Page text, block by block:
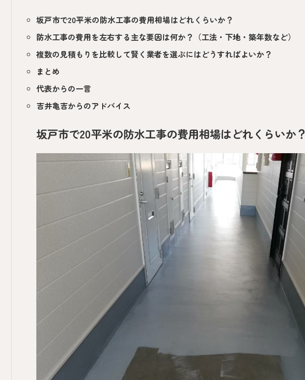
坂戸市で20平米の防水工事の費用相場はどれくらいか？
防水工事の費用を左右する主な要因は何か？（工法・下地・築年数など）
複数の見積もりを比較して賢く業者を選ぶにはどうすればよいか？
まとめ
代表からの一言
吉井亀吉からのアドバイス
坂戸市で20平米の防水工事の費用相場はどれくらいか？